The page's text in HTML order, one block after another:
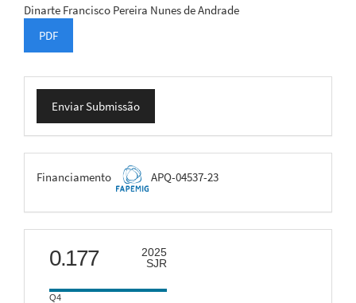
Dinarte Francisco Pereira Nunes de Andrade
PDF
Enviar
Submissão
Enviar Submissão
FAPEMIG
Financiamento APQ-04537-23
scimago
0.177
2025
SJR
Q4